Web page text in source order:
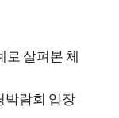
로 살펴본 체
박람회 입장